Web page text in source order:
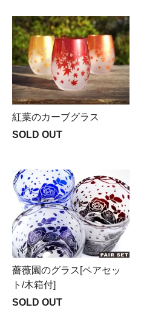
紅葉のカーブグラス
SOLD OUT
薔薇園のグラス[ペアセッ
ト/木箱付]
SOLD OUT